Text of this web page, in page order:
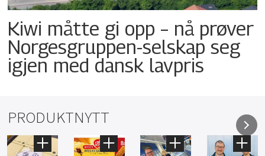
Kiwi måtte gi opp – nå prøver
Norgesgruppen-selskap seg
igjen med dansk lavpris
PRODUKTNYTT